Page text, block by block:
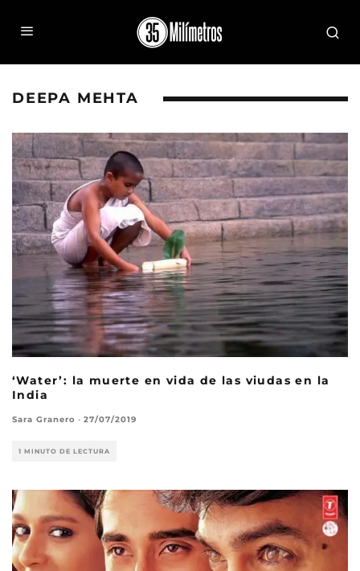
DEEPA MEHTA
‘Water’: la muerte en vida de las viudas en la
India
Sara Granero · 27/07/2019
1 MINUTO DE LECTURA